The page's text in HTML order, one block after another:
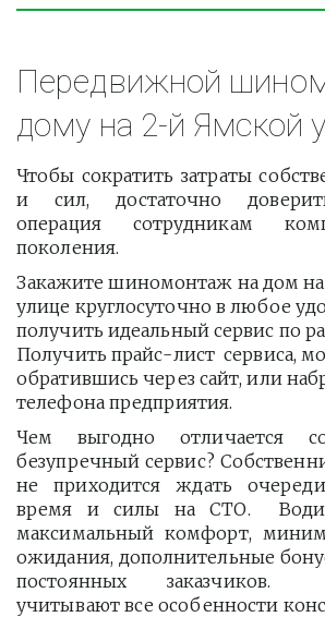
Передвижной
дому на 2-й Ямской
Чтобы сократить затраты
и сил, достаточно
операция сотрудникам
поколения.
Закажите шиномонтаж на дом
улице круглосуточно в любое
получить идеальный сервис по
Получить прайс-лист  сервиса,
обратившись через сайт, или
телефона предприятия.
Чем выгодно отличается
безупречный сервис?
не приходится ждать
время и силы на СТО.
максимальный комфорт,
ожидания, дополнительные
постоянных заказчиков.
учитывают все особенности